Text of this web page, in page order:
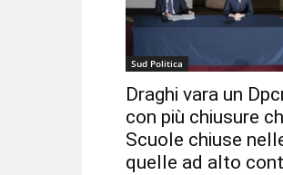
Sud Politica
Draghi vara un
con più chiusure
Scuole chiuse
quelle ad alto